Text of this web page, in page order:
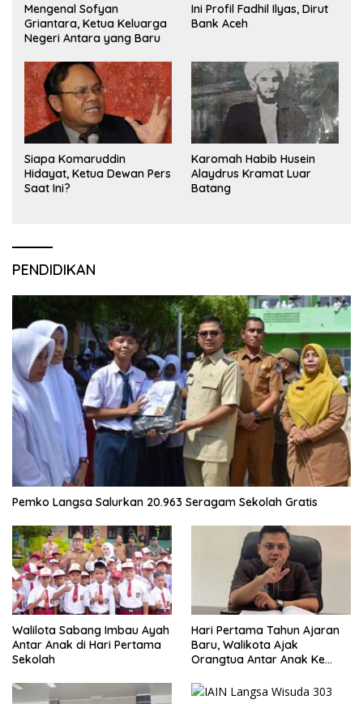
Mengenal Sofyan
Griantara, Ketua Keluarga
Negeri Antara yang Baru
Ini Profil Fadhil Ilyas, Dirut
Bank Aceh
Siapa Komaruddin
Hidayat, Ketua Dewan Pers
Saat Ini?
Karomah Habib Husein
Alaydrus Kramat Luar
Batang
PENDIDIKAN
Pemko Langsa Salurkan 20.963 Seragam Sekolah Gratis
Walilota Sabang Imbau Ayah
Antar Anak di Hari Pertama
Sekolah
Hari Pertama Tahun Ajaran
Baru, Walikota Ajak
Orangtua Antar Anak Ke